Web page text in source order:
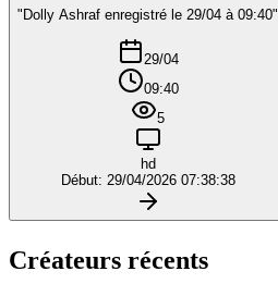
"Dolly Ashraf enregistré le 29/04 à 09:40"
29/04
09:40
5
hd
Début: 29/04/2026 07:38:38
Créateurs récents